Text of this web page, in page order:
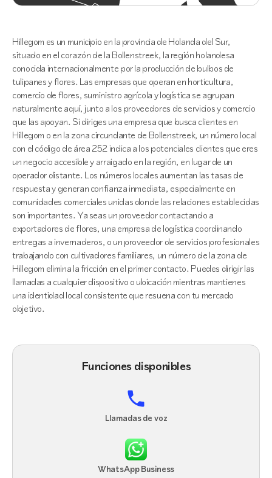
Hillegom es un municipio en la provincia de Holanda del Sur,
situado en el corazón de la Bollenstreek, la región holandesa
conocida internacionalmente por la producción de bulbos de
tulipanes y flores. Las empresas que operan en horticultura,
comercio de flores, suministro agrícola y logística se agrupan
naturalmente aquí, junto a los proveedores de servicios y comercio
que las apoyan. Si diriges una empresa que busca clientes en
Hillegom o en la zona circundante de Bollenstreek, un número local
con el código de área 252 indica a los potenciales clientes que eres
un negocio accesible y arraigado en la región, en lugar de un
operador distante. Los números locales aumentan las tasas de
respuesta y generan confianza inmediata, especialmente en
comunidades comerciales unidas donde las relaciones establecidas
son importantes. Ya seas un proveedor contactando a
exportadores de flores, una empresa de logística coordinando
entregas a invernaderos, o un proveedor de servicios profesionales
trabajando con cultivadores familiares, un número de la zona de
Hillegom elimina la fricción en el primer contacto. Puedes dirigir las
llamadas a cualquier dispositivo o ubicación mientras mantienes
una identidad local consistente que resuena con tu mercado
objetivo.
Funciones disponibles
Llamadas de voz
WhatsApp Business